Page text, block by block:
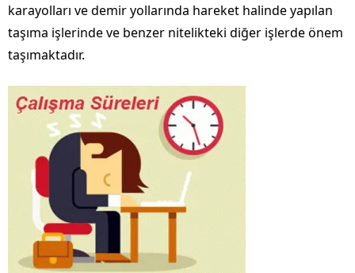
karayolları ve demir yollarında hareket halinde yapılan
taşıma işlerinde ve benzer nitelikteki diğer işlerde önem
taşımaktadır.